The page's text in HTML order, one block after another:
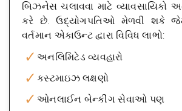
બિઝનેસ ચલાવવા માટે વ્યાવસાયિકો
કરે છે. ઉદ્યોગપતિઓ મેળવી શકે
વર્તમાન એકાઉન્ટ દ્વારા વિવિધ લાભો:
અનલિમિટેડ વ્યવહારો
કસ્ટમાઇઝ લક્ષણો
ઓનલાઈન બેન્કીંગ સેવાઓ પણ